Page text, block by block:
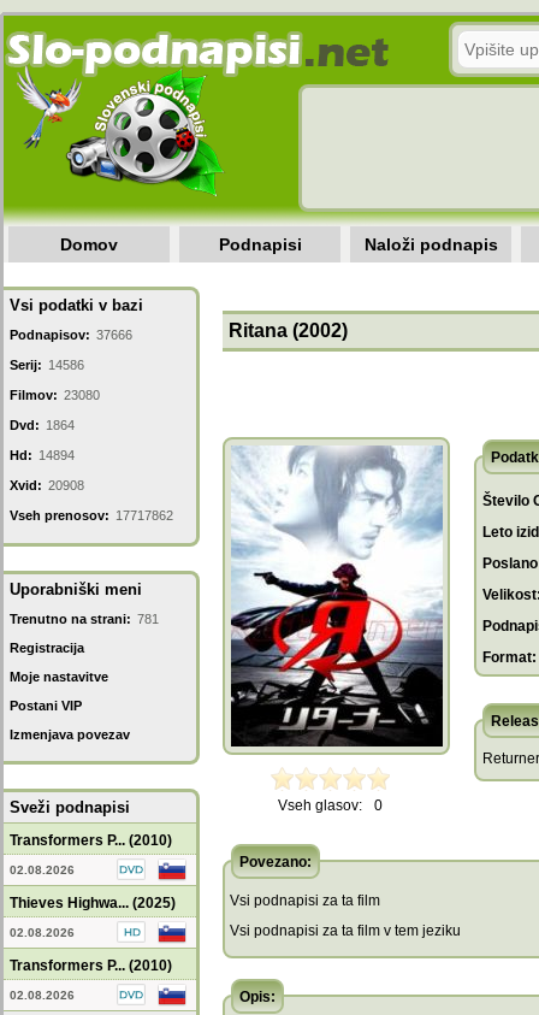
Domov Podnapisi Naloži podnapis
Vsi podatki v bazi
Podnapisov: 37666
Serij: 14586
Filmov: 23080
Dvd: 1864
Hd: 14894
Xvid: 20908
Vseh prenosov: 17717862
Uporabniški meni
Trenutno na strani: 781
Registracija
Moje nastavitve
Postani VIP
Izmenjava povezav
Sveži podnapisi
Transformers P... (2010)
02.08.2026
Thieves Highwa... (2025)
02.08.2026
Transformers P... (2010)
02.08.2026
Ritana (2002)
Vseh glasov: 0
Število
Leto
Format:
Povezano:
Vsi podnapisi za ta film
Vsi podnapisi za ta film v tem jeziku
Opis: